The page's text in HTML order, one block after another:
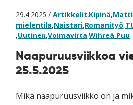
29.4.2025 / Artikkelit,Kipinä,
mielentila,Naistari,Romanityö,
,Uutinen,Voimavirta,Wihreä Puu
Naapuruusviikkoa
25.5.2025
Mikä naapuruusviikko on ja